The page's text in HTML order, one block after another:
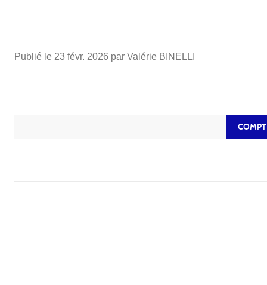
Publié le 23 févr. 2026 par Valérie BINELLI